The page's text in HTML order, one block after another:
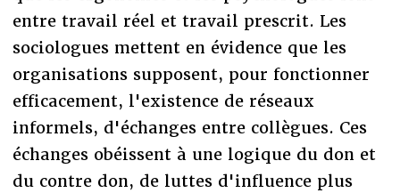
entre travail réel et travail prescrit. Les
sociologues mettent en évidence que les
organisations supposent, pour fonctionner
efficacement, l'existence de réseaux
informels, d'échanges entre collègues. Ces
échanges obéissent à une logique du don et
du contre don, de luttes d'influence plus